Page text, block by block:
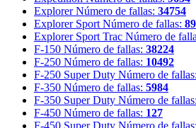
Explorer Número de fallas: 34754
Explorer Sport Número de fallas:
Explorer Sport Trac Número de
F-150 Número de fallas: 38224
F-250 Número de fallas: 10492
F-250 Super Duty Número de fallas:
F-350 Número de fallas: 5984
F-350 Super Duty Número de fallas:
F-450 Número de fallas: 127
F-450 Super Duty Número de fallas: